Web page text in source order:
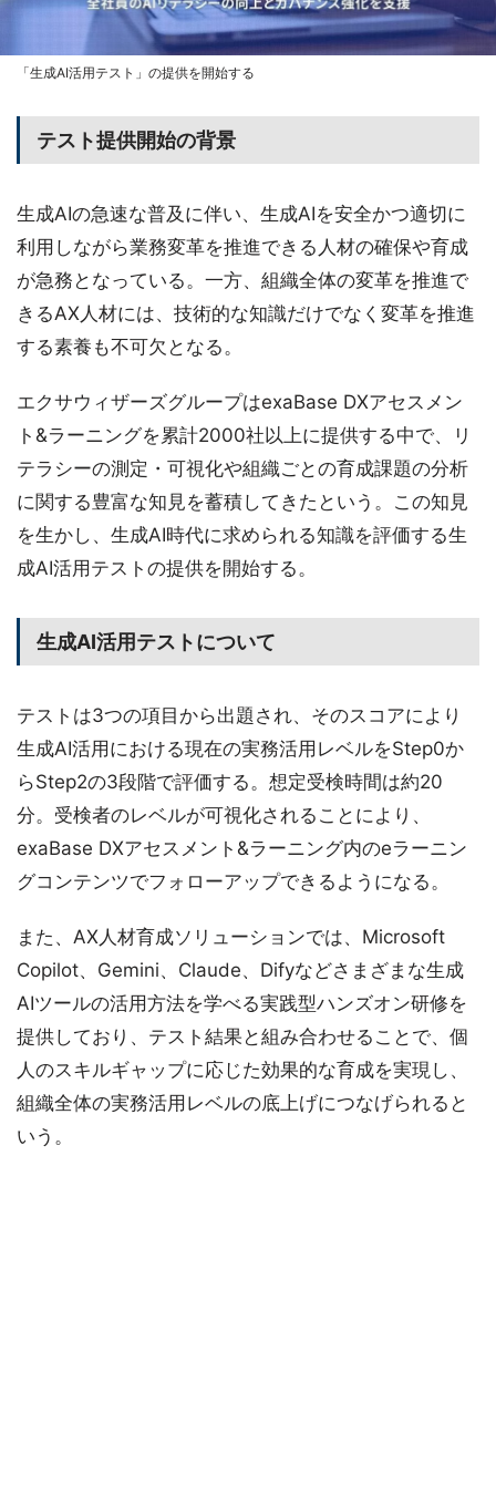
「生成AI活用テスト」の提供を開始する
テスト提供開始の背景
生成AIの急速な普及に伴い、生成AIを安全かつ適切に
利用しながら業務変革を推進できる人材の確保や育成
が急務となっている。一方、組織全体の変革を推進で
きるAX人材には、技術的な知識だけでなく変革を推進
する素養も不可欠となる。
エクサウィザーズグループはexaBase DXアセスメン
ト&ラーニングを累計2000社以上に提供する中で、リ
テラシーの測定・可視化や組織ごとの育成課題の分析
に関する豊富な知見を蓄積してきたという。この知見
を生かし、生成AI時代に求められる知識を評価する生
成AI活用テストの提供を開始する。
生成AI活用テストについて
テストは3つの項目から出題され、そのスコアにより
生成AI活用における現在の実務活用レベルをStep0か
らStep2の3段階で評価する。想定受検時間は約20
分。受検者のレベルが可視化されることにより、
exaBase DXアセスメント&ラーニング内のeラーニン
グコンテンツでフォローアップできるようになる。
また、AX人材育成ソリューションでは、Microsoft
Copilot、Gemini、Claude、Difyなどさまざまな生成
AIツールの活用方法を学べる実践型ハンズオン研修を
提供しており、テスト結果と組み合わせることで、個
人のスキルギャップに応じた効果的な育成を実現し、
組織全体の実務活用レベルの底上げにつなげられると
いう。